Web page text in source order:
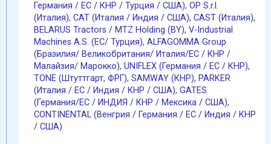
Германия / EC / КНР / Турция / США), OP S.r.l.
(Италия), CAT (Италия / Индия / США), CAST (Италия),
BELARUS Tractors / MTZ Holding (BY), V-Industrial
Machines A.S. (EC/ Турция), ALFAGOMMA Group
(Бразилия/ Великобритания/ Италия/ЕС / КНР /
Малайзия/ Марокко), UNIFLEX (Германия / EC / КНР),
TONE (Штуттгарт, ФРГ), SAMWAY (КНР), PARKER
(Италия / ЕС / Индия / КНР / США), GATES
(Германия/EC / ИНДИЯ / КНР / Мексика / США),
CONTINENTAL (Венгрия / Германия / ЕС / Индия / КНР
/ США)